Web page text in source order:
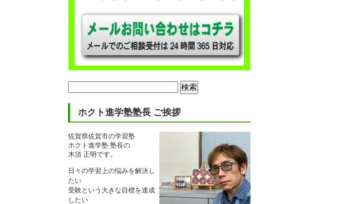
検
索:
ホクト進学塾塾長 ご挨拶
佐賀県佐賀市の学習塾
ホクト進学塾 塾長の
木須 正明です。
日々の学習上の悩みを解決し
たい
受験という大きな目標を達成
したい